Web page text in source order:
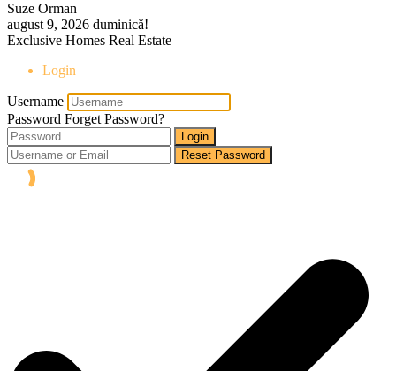
Suze Orman
august 9, 2026 duminică!
Exclusive Homes Real Estate
Login
Username
Password Forget Password?
Login
Reset Password